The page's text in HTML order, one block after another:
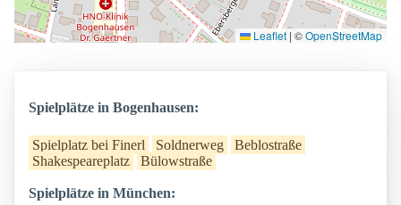
Leaflet | ©OpenStreetMap
Spielplätze in Bogenhausen:
Spielplatz bei Finerl Soldnerweg
Beblostraße
Shakespeareplatz
Bülowstraße
Spielplätze in München: